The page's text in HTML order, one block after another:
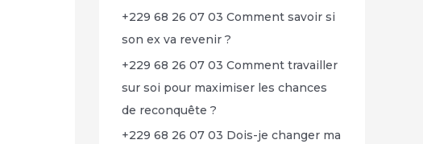
+229 68 26 07 03 Comment savoir si
son ex va revenir ?
+229 68 26 07 03 Comment travailler
sur soi pour maximiser les chances
de reconquête ?
+229 68 26 07 03 Dois-je changer ma